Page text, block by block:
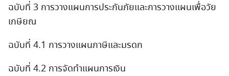
ฉบับที่ 3 การวางแผนการประกันภัยและการวางแผนเพื่อวัย
เกษียณ
ฉบับที่ 4.1 การวางแผนภาษีและมรดก
ฉบับที่ 4.2 การจัดทำแผนการเงิน